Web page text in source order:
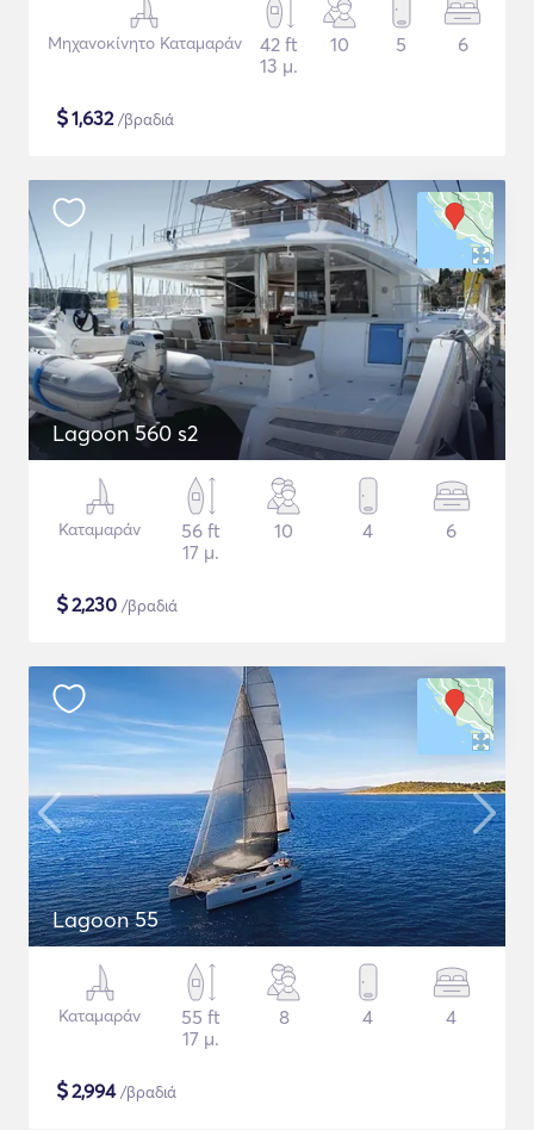
Μηχανοκίνητο Καταμαράν
42 ft
13 μ.
10 5 6
$1,632/βραδιά
Lagoon 560 s2
Καταμαράν
56 ft
17 μ.
10 4 6
$2,230 /βραδιά
Lagoon 55
Καταμαράν
55 ft
17 μ.
8 4 4
$2,994/βραδιά